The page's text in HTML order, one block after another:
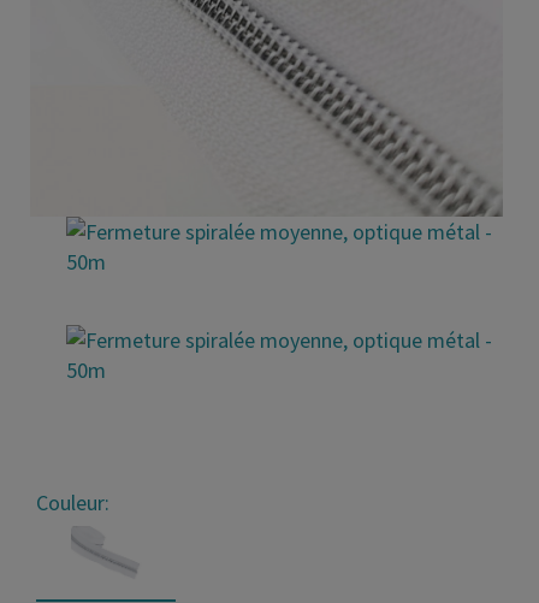
Couleur: